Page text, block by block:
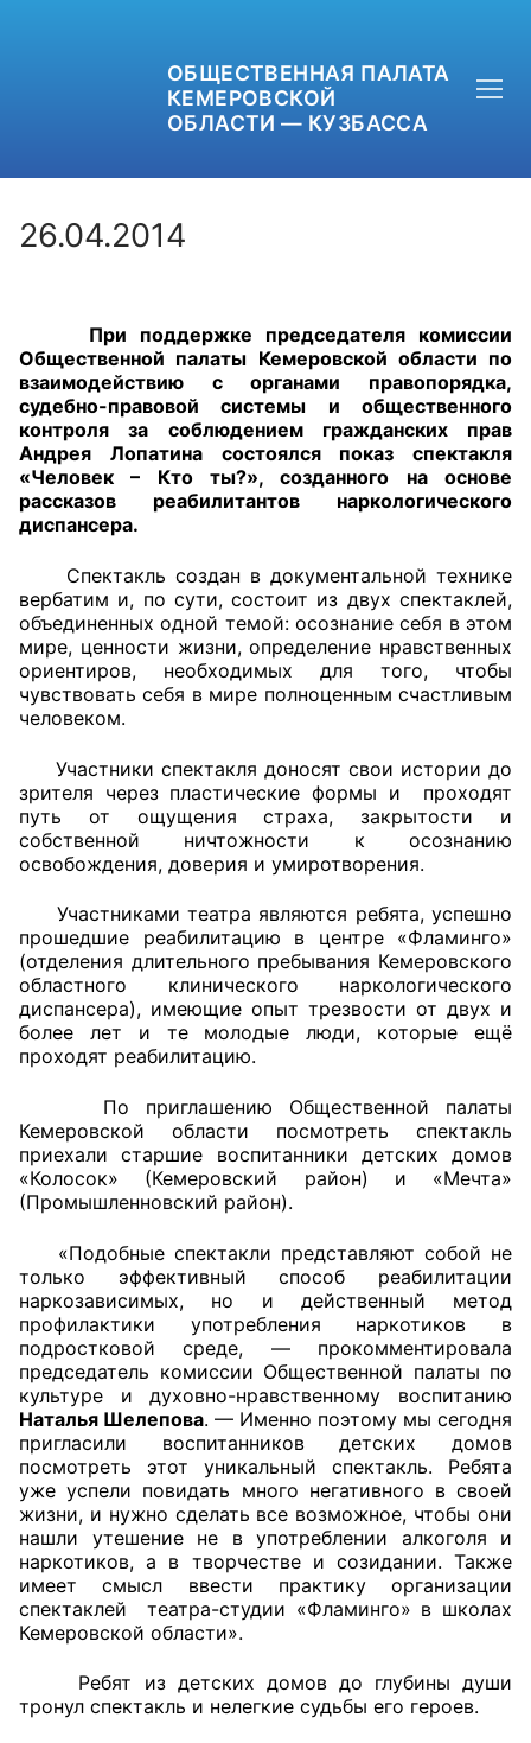
ОБЩЕСТВЕННАЯ ПАЛАТА
КЕМЕРОВСКОЙ
ОБЛАСТИ — КУЗБАССА
OPKO42@BK.RU
ОБРАТНАЯ СВЯЗЬ
Главная
Общественные советы
Общественные советы при территориальных
органах федеральных органов
Общественные советы по проведению
независимой оценки качества условий
оказания услуг
О Палате
Структура Палаты
Комиссии
Экспертный совет ОП КО
Совет ОП КО
Общественный штаб
Члены ОП КО
Документы ОП КО
Регламент ОП КО
Кодекс этики ОП КО
Положения
Соглашения
Рекомендации
Порядок работы ЦОН
Аппарат ОП КО
УСТАВ ГКУ “АППАРАТ ОП КО”
26.04.2014
При поддержке председателя комиссии
Общественной палаты Кемеровской области по
взаимодействию с органами правопорядка,
судебно-правовой системы и общественного
контроля за соблюдением гражданских прав
Андрея Лопатина состоялся показ спектакля
«Человек – Кто ты?», созданного на основе
рассказов реабилитантов наркологического
диспансера.
Спектакль создан в документальной технике
вербатим и, по сути, состоит из двух спектаклей,
объединенных одной темой: осознание себя в этом
мире, ценности жизни, определение нравственных
ориентиров, необходимых для того, чтобы
чувствовать себя в мире полноценным счастливым
человеком.
Участники спектакля доносят свои истории до
зрителя через пластические формы и проходят
путь от ощущения страха, закрытости и
собственной ничтожности к осознанию
освобождения, доверия и умиротворения.
Участниками театра являются ребята, успешно
прошедшие реабилитацию в центре «Фламинго»
(отделения длительного пребывания Кемеровского
областного клинического наркологического
диспансера), имеющие опыт трезвости от двух и
более лет и те молодые люди, которые ещё
проходят реабилитацию.
По приглашению Общественной палаты
Кемеровской области посмотреть спектакль
приехали старшие воспитанники детских домов
«Колосок» (Кемеровский район) и «Мечта»
(Промышленновский район).
«Подобные спектакли представляют собой не
только эффективный способ реабилитации
наркозависимых, но и действенный метод
профилактики употребления наркотиков в
подростковой среде, — прокомментировала
председатель комиссии Общественной палаты по
культуре и духовно-нравственному воспитанию
Наталья Шелепова. — Именно поэтому мы сегодня
пригласили воспитанников детских домов
посмотреть этот уникальный спектакль. Ребята
уже успели повидать много негативного в своей
жизни, и нужно сделать все возможное, чтобы они
нашли утешение не в употреблении алкоголя и
наркотиков, а в творчестве и созидании. Также
имеет смысл ввести практику организации
спектаклей театра-студии «Фламинго» в школах
Кемеровской области».
Ребят из детских домов до глубины души
тронул спектакль и нелегкие судьбы его героев.